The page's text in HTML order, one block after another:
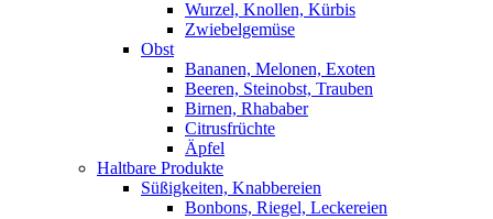
Wurzel, Knollen, Kürbis
Zwiebelgemüse
Obst
Bananen, Melonen, Exoten
Beeren, Steinobst, Trauben
Birnen, Rhababer
Citrusfrüchte
Äpfel
Haltbare Produkte
Süßigkeiten, Knabbereien
Bonbons, Riegel, Leckereien